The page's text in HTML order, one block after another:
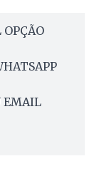
OPÇÃO
EMAIL